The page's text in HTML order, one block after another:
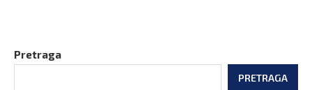
Pretraga
PRETRAGA